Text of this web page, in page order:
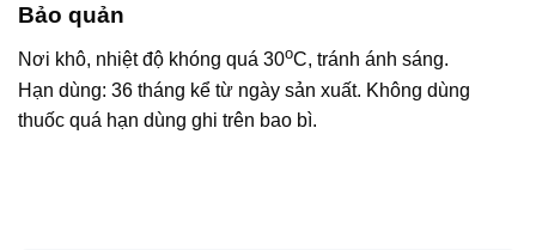
Bảo quản
Nơi khô, nhiệt độ khóng quá 30oC, tránh ánh sáng.
Hạn dùng: 36 tháng kể từ ngày sản xuất. Không dùng
thuốc quá hạn dùng ghi trên bao bì.